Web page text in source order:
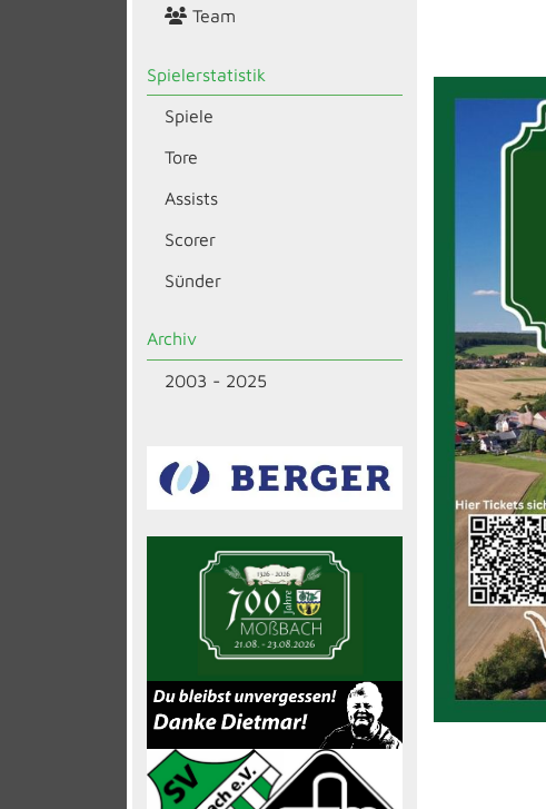
Team
Spielerstatistik
Spiele
Tore
Assists
Scorer
Sünder
Archiv
2003 - 2025